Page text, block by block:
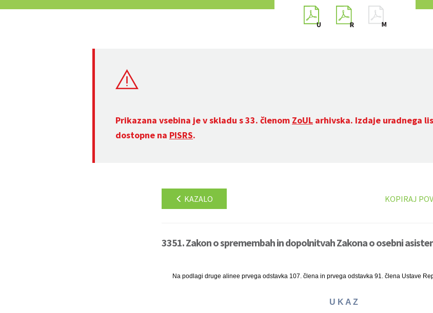
Prikazana vsebina je v skladu s 33. členom ZoUL arhivska. Izdaje uradnega
dostopne na PISRS.
KAZALO KOPIRAJ
3351. Zakon o spremembah in dopolnitvah Zakona o osebni
Na podlagi druge alinee prvega odstavka 107. člena in prvega odstavka 91. člena Ustave
U K A Z